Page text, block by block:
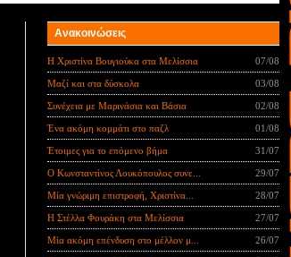
Ανακοινώσεις
Η Χριστίνα Βουγιούκα στα Μελίσσια 07/08
Μαζί και στα δύσκολα 03/08
Συνέχεια με Μαρινάσια και Βάσια 02/08
Ένα ακόμη κομμάτι στο παζλ 01/08
Έτοιμες για το επόμενο βήμα 31/07
Ο Κωνσταντίνος Λουκόπουλος συνε... 29/07
Μία γνώριμη επιστροφή, Χριστίνα... 28/07
Η Στέλλα Φουράκη στα Μελίσσια 27/07
Μία ακόμη επένδυση στο μέλλον μ... 26/07